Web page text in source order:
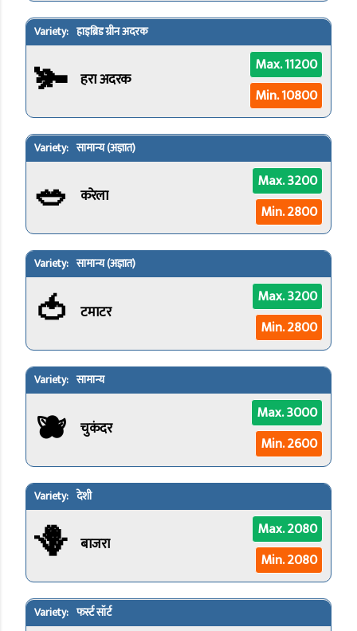
हाइब्रिड ग्रीन अदरक
🫚 हरा अदरक
Max. 11200
Min. 10800
सामान्य (अज्ञात)
🥗 करेला
Max. 3200
Min. 2800
सामान्य (अज्ञात)
🍅 टमाटर
Max. 3200
Min. 2800
सामान्य
🫐 चुकंदर
Max. 3000
Min. 2600
देशी
🪻 बाजरा
Max. 2080
Min. 2080
फर्स्ट सॉर्ट